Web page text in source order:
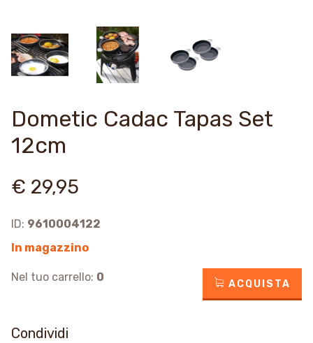
Dometic Cadac Tapas Set
12cm
€ 29,95
ID: 9610004122
In magazzino
Nel tuo carrello: 0
ACQUISTA
Condividi